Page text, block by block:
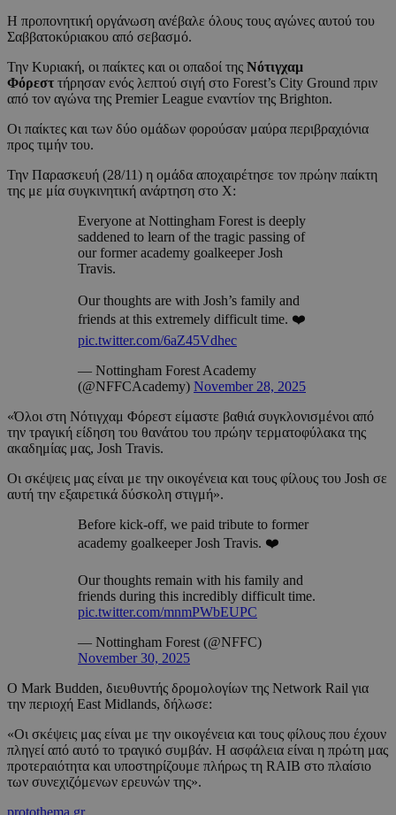
Η προπονητική οργάνωση ανέβαλε όλους τους αγώνες αυτού του
Σαββατοκύριακου από σεβασμό.
Την Κυριακή, οι παίκτες και οι οπαδοί της Νότιγχαμ
Φόρεστ τήρησαν ενός λεπτού σιγή στο Forest’s City Ground πριν
από τον αγώνα της Premier League εναντίον της Brighton.
Οι παίκτες και των δύο ομάδων φορούσαν μαύρα περιβραχιόνια
προς τιμήν του.
Την Παρασκευή (28/11) η ομάδα αποχαιρέτησε τον πρώην παίκτη
της με μία συγκινητική ανάρτηση στο Χ:
Everyone at Nottingham Forest is deeply
saddened to learn of the tragic passing of
our former academy goalkeeper Josh
Travis.
Our thoughts are with Josh’s family and
friends at this extremely difficult time. ❤️
pic.twitter.com/6aZ45Vdhec
— Nottingham Forest Academy
(@NFFCAcademy) November 28, 2025
«Όλοι στη Νότιγχαμ Φόρεστ είμαστε βαθιά συγκλονισμένοι από
την τραγική είδηση του θανάτου του πρώην τερματοφύλακα της
ακαδημίας μας, Josh Travis.
Οι σκέψεις μας είναι με την οικογένεια και τους φίλους του Josh σε
αυτή την εξαιρετικά δύσκολη στιγμή».
Before kick-off, we paid tribute to former
academy goalkeeper Josh Travis. ❤️
Our thoughts remain with his family and
friends during this incredibly difficult time.
pic.twitter.com/mnmPWbEUPC
— Nottingham Forest (@NFFC)
November 30, 2025
Ο Mark Budden, διευθυντής δρομολογίων της Network Rail για
την περιοχή East Midlands, δήλωσε:
«Οι σκέψεις μας είναι με την οικογένεια και τους φίλους που έχουν
πληγεί από αυτό το τραγικό συμβάν. Η ασφάλεια είναι η πρώτη μας
προτεραιότητα και υποστηρίζουμε πλήρως τη RAIB στο πλαίσιο
των συνεχιζόμενων ερευνών της».
protothema.gr